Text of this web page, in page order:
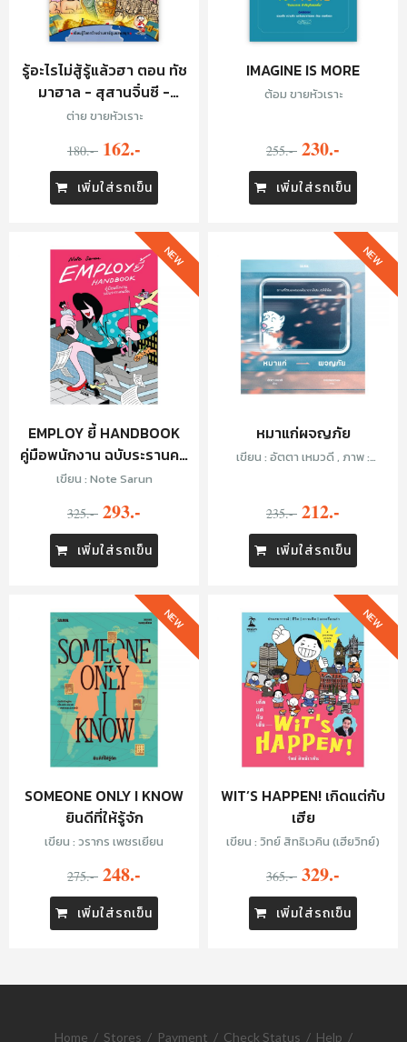
รู้อะไรไม่สู้รู้แล้วฮา ตอน ทัช
มาฮาล - สุสานจิ๋นซี -
พีระมิด
ต่าย ขายหัวเราะ
180.- 162.-
เพิ่มใส่รถเข็น
IMAGINE IS MORE
ต้อม ขายหัวเราะ
255.- 230.-
เพิ่มใส่รถเข็น
EMPLOY ยี้ HANDBOOK
คู่มือพนักงาน ฉบับระรานคน
อื่น
เขียน : Note Sarun
325.- 293.-
เพิ่มใส่รถเข็น
NEW
หมาแก่ผจญภัย
เขียน : อัตตา เหมวดี , ภาพ :
235.- 212.-
เพิ่มใส่รถเข็น
NEW
SOMEONE ONLY I KNOW
ยินดีที่ให้รู้จัก
เขียน : วรากร เพชรเยียน
275.- 248.-
เพิ่มใส่รถเข็น
NEW
WIT’S HAPPEN! เกิดแต่กับ
เฮีย
เขียน : วิทย์ สิทธิเวคิน (เฮียวิทย์)
365.- 329.-
เพิ่มใส่รถเข็น
NEW
Home / Stores / Payment / Check Status / Help /